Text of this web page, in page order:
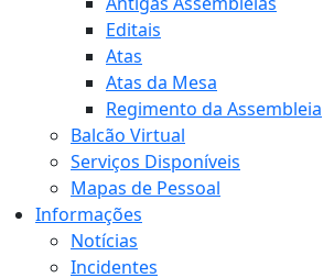
Editais
Atas
Atas da Mesa
Regimento da Assembleia
Balcão Virtual
Serviços Disponíveis
Mapas de Pessoal
Informações
Notícias
Incidentes